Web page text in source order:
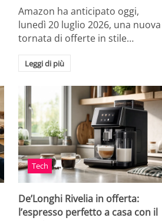
Amazon ha anticipato oggi,
lunedì 20 luglio 2026, una nuova
tornata di offerte in stile…
Leggi di più
Tech
De’Longhi Rivelia in offerta:
l’espresso perfetto a casa con il